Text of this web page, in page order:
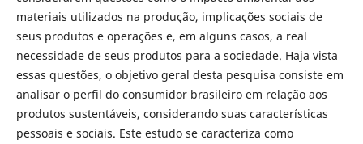
materiais utilizados na produção, implicações sociais de
seus produtos e operações e, em alguns casos, a real
necessidade de seus produtos para a sociedade. Haja vista
essas questões, o objetivo geral desta pesquisa consiste em
analisar o perfil do consumidor brasileiro em relação aos
produtos sustentáveis, considerando suas características
pessoais e sociais. Este estudo se caracteriza como